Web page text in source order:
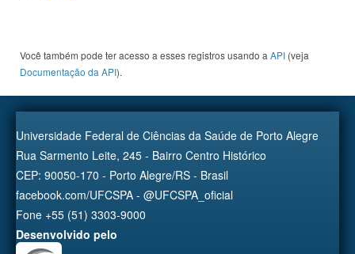
Você também pode ter acesso a esses registros usando a API (veja
Documentação da API).
Universidade Federal de Ciências da Saúde de Porto Alegre
Rua Sarmento Leite, 245 - Bairro Centro Histórico
CEP: 90050-170 - Porto Alegre/RS - Brasil
facebook.com/UFCSPA - @UFCSPA_oficial
Fone +55 (51) 3303-9000
Desenvolvido pelo